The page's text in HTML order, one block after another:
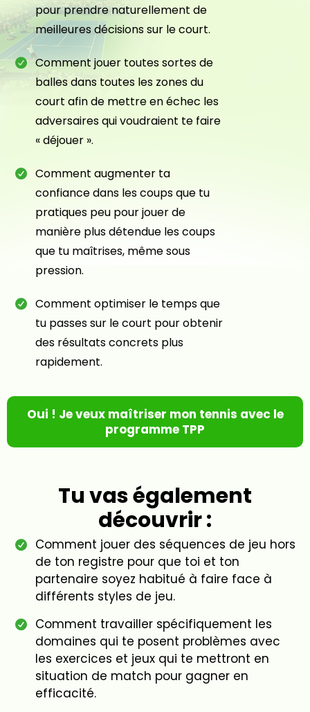
pour prendre naturellement de
meilleures décisions sur le court.
Comment jouer toutes sortes de
balles dans toutes les zones du
court afin de mettre en échec les
adversaires qui voudraient te faire
« déjouer ».
Comment augmenter ta
confiance dans les coups que tu
pratiques peu pour jouer de
manière plus détendue les coups
que tu maîtrises, même sous
pression.
Comment optimiser le temps que
tu passes sur le court pour obtenir
des résultats concrets plus
rapidement.
Oui ! Je veux maîtriser mon tennis avec le
programme TPP
Tu vas également
découvrir :
Comment jouer des séquences de jeu hors
de ton registre pour que toi et ton
partenaire soyez habitué à faire face à
différents styles de jeu.
Comment travailler spécifiquement les
domaines qui te posent problèmes avec
les exercices et jeux qui te mettront en
situation de match pour gagner en
efficacité.